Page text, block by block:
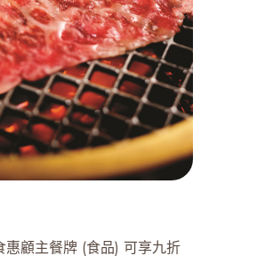
顧主餐牌 (食品) 可享九折